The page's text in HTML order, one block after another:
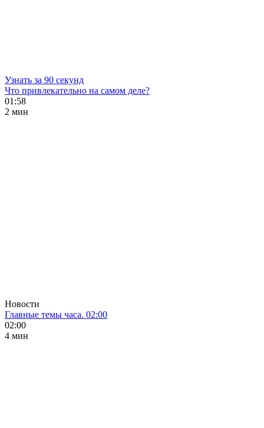
Узнать за 90 секунд
Что привлекательно на самом деле?
01:58
2 мин
Новости
Главные темы часа. 02:00
02:00
4 мин